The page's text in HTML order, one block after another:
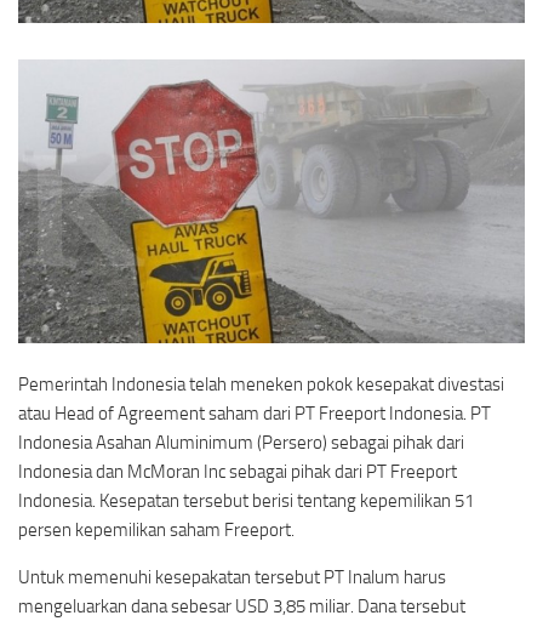
Pemerintah Indonesia telah meneken pokok kesepakat divestasi
atau Head of Agreement saham dari PT Freeport Indonesia. PT
Indonesia Asahan Aluminimum (Persero) sebagai pihak dari
Indonesia dan McMoran Inc sebagai pihak dari PT Freeport
Indonesia. Kesepatan tersebut berisi tentang kepemilikan 51
persen kepemilikan saham Freeport.
Untuk memenuhi kesepakatan tersebut PT Inalum harus
mengeluarkan dana sebesar USD 3,85 miliar. Dana tersebut